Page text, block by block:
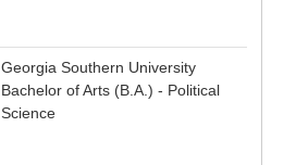
Georgia Southern University
Bachelor of Arts (B.A.) - Political
Science